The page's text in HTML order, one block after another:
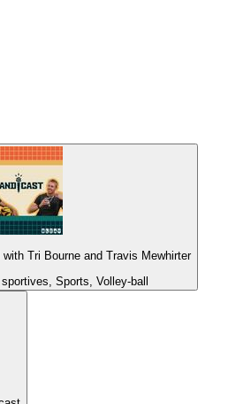
Tri Bourne and Travis Mewhirter
Sports, Volley-ball